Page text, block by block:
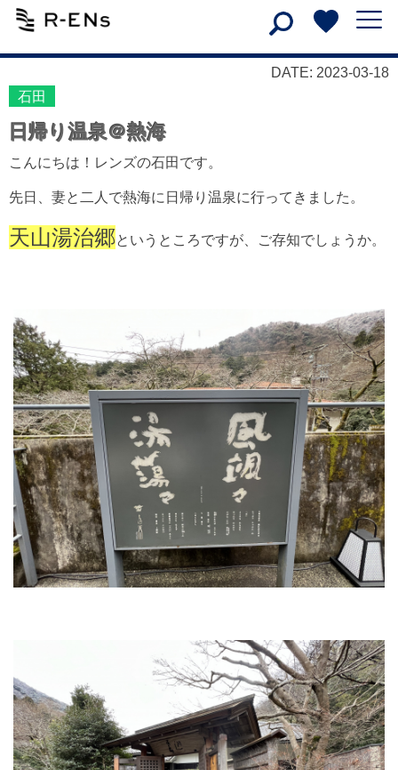
DATE: 2023-03-18
石田
日帰り温泉＠熱海
こんにちは！レンズの石田です。
先日、妻と二人で熱海に日帰り温泉に行ってきました。
天山湯治郷というところですが、ご存知でしょうか。